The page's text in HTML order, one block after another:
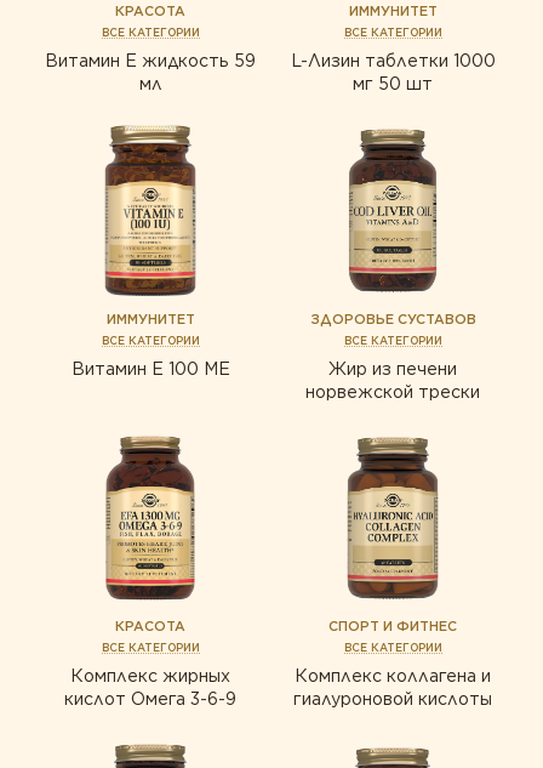
Забота о сердце
Защита зрения
Здоровье суставов
Иммунитет
Красота
Мужское здоровье
Печень под защитой
Поддержка здоровья ЖКТ
Правильное пищеварение
Спорт и фитнес
ТИПЫ ПРОДУКТА
Белки и аминокислоты
Витамины
Жирные кислоты
Комплексы
ЗОЛОТОЙ СТАНДАРТ
НОВОСТИ КОМПАНИИ
МНЕНИЕ ЭКСПЕРТА
СТАТЬИ
Защита зрения
Здоровье суставов
Иммунитет
Красота
Мужское здоровье
Печень под защитой
Поддержка здоровья ЖКТ
Правильное пищеварение
Спорт и фитнес
Для детей
Для женщин
Для мужчин
Белки и аминокислоты
Жирные кислоты
КРАСОТА
ВСЕ КАТЕГОРИИ
Витамин Е жидкость 59
мл
ИММУНИТЕТ
ВСЕ КАТЕГОРИИ
L-Лизин таблетки 1000
мг 50 шт
ИММУНИТЕТ
ВСЕ КАТЕГОРИИ
Витамин Е 100 МЕ
ЗДОРОВЬЕ СУСТАВОВ
ВСЕ КАТЕГОРИИ
Жир из печени
норвежской трески
КРАСОТА
ВСЕ КАТЕГОРИИ
Комплекс жирных
кислот Омега 3-6-9
СПОРТ И ФИТНЕС
ВСЕ КАТЕГОРИИ
Комплекс коллагена и
гиалуроновой кислоты